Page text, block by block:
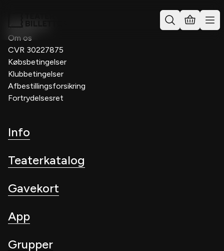
Kontakt os
Om os
CVR 30227875
Købsbetingelser
Klubbetingelser
Afbestillingsforsikring
Fortrydelsesret
Info
Teaterkatalog
Gavekort
App
Grupper